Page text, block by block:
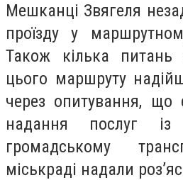
Мешканці Звягеля
проїзду у
Також кілька питань
цього маршруту
через опитування, що
надання послуг із
громадському
міськраді надали